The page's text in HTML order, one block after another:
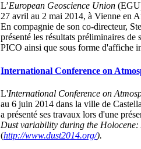
L’European Geoscience Union
27 avril au 2 mai 2014, à Vienne en
En compagnie de son co-directeur,
présenté les résultats préliminaires
PICO ainsi que sous forme d'affiche
International Conference on
L'International Conference on
au 6 juin 2014 dans la ville de
a présenté ses travaux lors d'une
Dust variability during the
(http://www.dust2014.org/).